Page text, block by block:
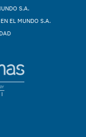
S.A.
EL MUNDO S.A.